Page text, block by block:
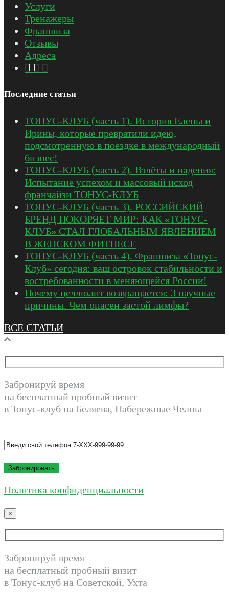
Услуги
Тренажеры
Франшиза
Отзывы
Адреса
Последние статьи
ТОНУС-КЛУБ (часть 1). История Елены и
Ирины, которые превратили идею,
подсмотренную в поездке в международный
бизнес!
ТОНУС-КЛУБ (часть 2). Взлёты и падения:
Испытание успехом и массовый исход
франчайзи ТОНУС-КЛУБ
ТОНУС-КЛУБ (часть 3). РОССИЙСКИЙ
БРЕНД ПОКОРЯЕТ МИР: КАК «ТОНУС-
КЛУБ» СТАЛ ГЛОБАЛЬНЫМ ЯВЛЕНИЕМ
В ЖЕНСКОМ ФИТНЕСЕ
ТОНУС-КЛУБ (часть 4). Франшиза «Тонус-
Клуб» сегодня: ваш островок стабильности и
востребованности в меняющейся России!
Почему целлюлит возвращается: 3 научные
причины. Чем опасен застой лимфы?
ВСЕ СТАТЬИ
Забронируй время
на бесплатный пробный визит
в Тонус-клуб на Беляева, Набережные Челны
Политика конфиденциальности
×
Забронируй время
на бесплатный пробный визит
в Тонус-клуб на Советской, Ухта